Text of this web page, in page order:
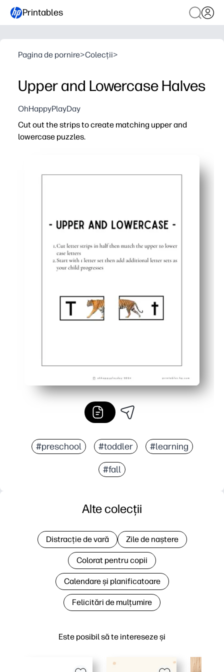
Printables
Pagina de pornire>Colecții>
Upper and Lowercase Halves
OhHappyPlayDay
Cut out the strips to create matching upper and
lowercase puzzles.
#preschool #toddler #learning
#fall
Este posibil să te intereseze și
Alte colecții
Distracție de vară Zile de naștere
Colorat pentru copii
Calendare și planificatoare
Felicitări de mulțumire